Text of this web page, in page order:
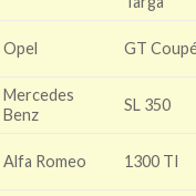
Opel GT
Mercedes
Benz
SL 350
Alfa Romeo 1300 TI